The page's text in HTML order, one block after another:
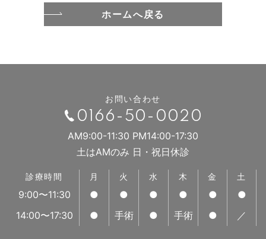
ホームへ戻る
お問い合わせ
0166-50-0020
AM9:00-11:30 PM14:00-17:30
土はAMのみ 日・祝日休診
診療時間 月 火 水 木 金 土
9:00〜11:30 ● ● ● ● ●
●
14:00〜17:30
● 手術 ● 手術 ● ／